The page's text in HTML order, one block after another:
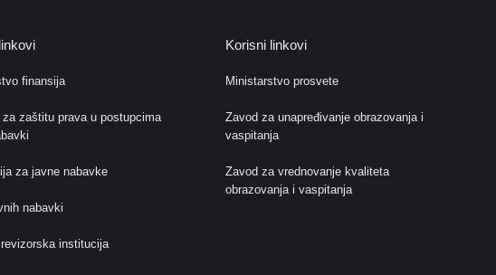
finansija
za zaštitu prava u postupcima
za javne nabavke
nabavki
institucija
Korisni linkovi
Ministarstvo prosvete
Zavod za unapređivanje obrazovanja i
vaspitanja
Zavod za vrednovanje kvaliteta
obrazovanja i vaspitanja